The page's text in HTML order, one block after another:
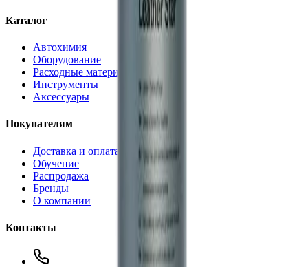
Каталог
Автохимия
Оборудование
Расходные материалы
Инструменты
Аксессуары
Покупателям
Доставка и оплата
Обучение
Распродажа
Бренды
О компании
Контакты